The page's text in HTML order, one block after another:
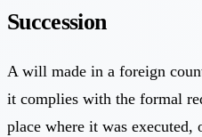
Succession
A will made in a foreign
it complies with the formal
place where it was executed,